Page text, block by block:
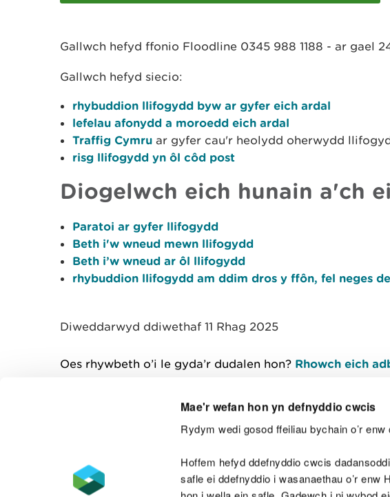
Mae'r wefan hon yn defnyddio cwcis
Rydym wedi gosod ffeiliau bychain o’r
Hoffem hefyd ddefnyddio cwcis
safle ei ddefnyddio i wasanaethau o’r enw
Gallwch hefyd ffonio Floodline 0345 988 1188 - ar gael
Gallwch hefyd siecio:
rhybuddion llifogydd byw ar gyfer eich ardal
lefelau afonydd a moroedd eich ardal
Traffig Cymru ar gyfer cau'r heolydd oherwydd
risg llifogydd yn ôl côd post
Diogelwch eich hunain a'ch
Paratoi ar gyfer llifogydd
Beth i'w wneud mewn llifogydd
Beth i’w wneud ar ôl llifogydd
rhybuddion llifogydd am ddim dros y ffôn, fel neges
Diweddarwyd ddiwethaf 11 Rhag 2025
Oes rhywbeth o’i le gyda’r dudalen hon? Rhowch eich